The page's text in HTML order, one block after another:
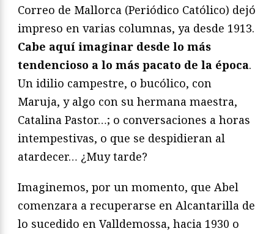
Correo de Mallorca (Periódico Católico) dejó
impreso en varias columnas, ya desde 1913.
Cabe aquí imaginar desde lo más
tendencioso a lo más pacato de la época.
Un idilio campestre, o bucólico, con
Maruja, y algo con su hermana maestra,
Catalina Pastor…; o conversaciones a horas
intempestivas, o que se despidieran al
atardecer… ¿Muy tarde?
Imaginemos, por un momento, que Abel
comenzara a recuperarse en Alcantarilla de
lo sucedido en Valldemossa, hacia 1930 o